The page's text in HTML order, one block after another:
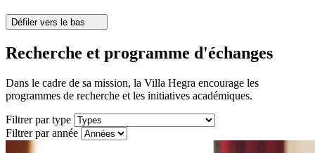
Défiler vers le bas
Recherche et programme d'échanges
Dans le cadre de sa mission, la Villa Hegra encourage les
programmes de recherche et les initiatives académiques.
Filtrer par type
Filtrer par année